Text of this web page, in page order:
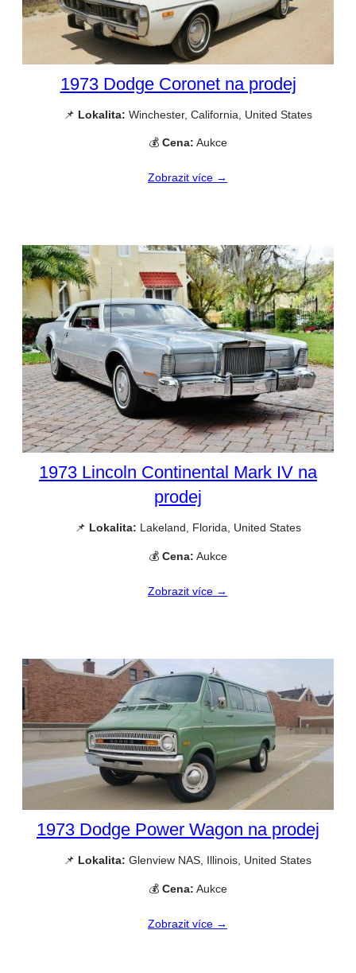
1973 Dodge Coronet na prodej
📌 Lokalita: Winchester, California, United States
💰 Cena: Aukce
Zobrazit více →
1973 Lincoln Continental Mark IV na
prodej
📌 Lokalita: Lakeland, Florida, United States
💰 Cena: Aukce
Zobrazit více →
1973 Dodge Power Wagon na prodej
📌 Lokalita: Glenview NAS, Illinois, United States
💰 Cena: Aukce
Zobrazit více →